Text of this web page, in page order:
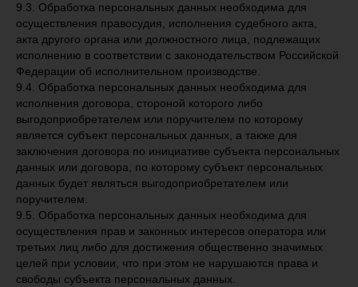
9.3. Обработка персональных данных необходима для
осуществления правосудия, исполнения судебного акта,
акта другого органа или должностного лица, подлежащих
исполнению в соответствии с законодательством Российской
Федерации об исполнительном производстве.
9.4. Обработка персональных данных необходима для
исполнения договора, стороной которого либо
выгодоприобретателем или поручителем по которому
является субъект персональных данных, а также для
заключения договора по инициативе субъекта персональных
данных или договора, по которому субъект персональных
данных будет являться выгодоприобретателем или
поручителем.
9.5. Обработка персональных данных необходима для
осуществления прав и законных интересов оператора или
третьих лиц либо для достижения общественно значимых
целей при условии, что при этом не нарушаются права и
свободы субъекта персональных данных.
TrendSetters
work@prtsagency.ru
+7 (926) 920-08-78
Находимся по адресу:
г. Москва, Пресненская наб.,
12, Башня Федерация Запад,
этаж 33, офис 24
Наши реквизиты:
ИП Лазарева Л.А.
ИНН 780454014678
ОГРН 318784700277226
На сайте присутствуют
иллюстрации, созданные с
помощью ИИ
Тренд Сеттерс © 2026
Все права защищены
2026